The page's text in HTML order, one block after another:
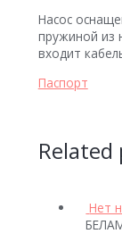
Насос
пружиной из
входит
Паспорт
Нет